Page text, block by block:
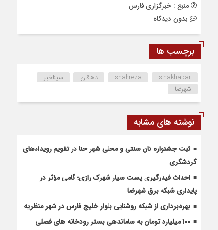
منبع : خبرگزاری فارس
بدون دیدگاه
برچسب ها
shahreza sinakhabar دهاقان
سیناخبر
شهرضا
نوشته های مشابه
ثبت جشنواره نان سنتی و محلی شهر حنا در تقویم رویداد‌های
گردشگری
احداث فیدرگیری پست سیار شهرک رازی؛ گامی مؤثر در
پایداری شبکه برق شهرضا
بهره‌برداری از شبکه روشنایی بلوار خلیج فارس در شهر منظریه
۱۰۰ میلیارد تومان به ساماندهی بستر رودخانه های فصلی